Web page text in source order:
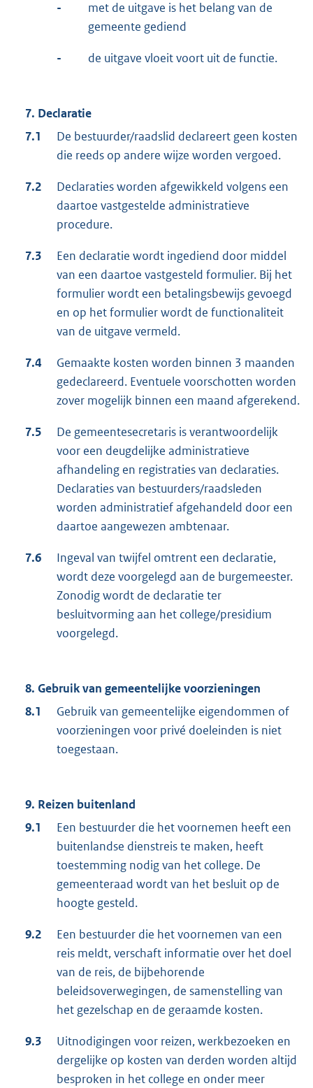
-
met de uitgave is het belang van de
gemeente gediend
- de uitgave vloeit voort uit de functie.
7. Declaratie
7.1
De bestuurder/raadslid declareert geen kosten
die reeds op andere wijze worden vergoed.
7.2
Declaraties worden afgewikkeld volgens een
daartoe vastgestelde administratieve
procedure.
7.3
Een declaratie wordt ingediend door middel
van een daartoe vastgesteld formulier. Bij het
formulier wordt een betalingsbewijs gevoegd
en op het formulier wordt de functionaliteit
van de uitgave vermeld.
7.4
Gemaakte kosten worden binnen 3 maanden
gedeclareerd. Eventuele voorschotten worden
zover mogelijk binnen een maand afgerekend.
7.5
De gemeentesecretaris is verantwoordelijk
voor een deugdelijke administratieve
afhandeling en registraties van declaraties.
Declaraties van bestuurders/raadsleden
worden administratief afgehandeld door een
daartoe aangewezen ambtenaar.
7.6
Ingeval van twijfel omtrent een declaratie,
wordt deze voorgelegd aan de burgemeester.
Zonodig wordt de declaratie ter
besluitvorming aan het college/presidium
voorgelegd.
8. Gebruik van gemeentelijke voorzieningen
8.1
Gebruik van gemeentelijke eigendommen of
voorzieningen voor privé doeleinden is niet
toegestaan.
9. Reizen buitenland
9.1
Een bestuurder die het voornemen heeft een
buitenlandse dienstreis te maken, heeft
toestemming nodig van het college. De
gemeenteraad wordt van het besluit op de
hoogte gesteld.
9.2
Een bestuurder die het voornemen van een
reis meldt, verschaft informatie over het doel
van de reis, de bijbehorende
beleidsoverwegingen, de samenstelling van
het gezelschap en de geraamde kosten.
9.3
Uitnodigingen voor reizen, werkbezoeken en
dergelijke op kosten van derden worden altijd
besproken in het college en onder meer